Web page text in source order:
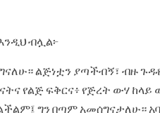
ብሏል፦
ልጅነቷን ያጣችብኝ፣ ብዙ
የልጅ ፍቅርና፥ የጅረት ውሃ
ግን በጣም አመሰግናታለሁ።